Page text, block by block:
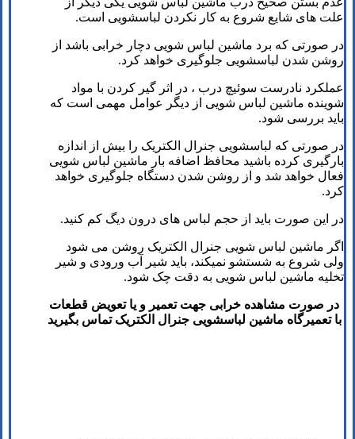
علت­ های شایع شروع به کار نکردن لباسشویی است.
در صورتی که برد ماشین لباس شویی دچار خرابی باشد از
روشن شدن لباسشویی جلوگیری خواهد کرد.
عملکرد نادرست سوئیچ درب ، در اثر گیر کردن با مواد
شوینده ماشین لباس شویی از دیگر عوامل مهمی است که
باید بررسی شود.
در صورتی که لباسشویی جنرال الکتریک را بیش از اندازه
بارگیری کرده باشید محافظ اضافه بار ماشین لباس شویی
فعال خواهد شد و از روشن شدن دستگاه جلوگیری خواهد
کرد.
در این صورت باید از حجم لباس­ های درون دیگ کم کنید.
اگر ماشین لباس شویی جنرال الکتریک روشن می شود
ولی شروع به شستشو نمی­کند، باید شیر آب ورودی و شیر
تخلیه ماشین لباس شویی به دقت چک شود.
در صورت مشاهده خرابی جهت تعمیر و یا تعویض قطعات
با تعمیرگاه ماشین لباسشویی جنرال الکتریک تماس بگیرید